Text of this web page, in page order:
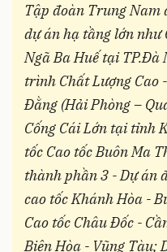
Tập đoàn Trung Nam
dự án hạ tầng lớn như
Ngã Ba Huế tại TP.Đà
trình Chất Lượng Cao
Đằng (Hải Phòng –
Cống Cái Lớn tại tỉnh
tốc Cao tốc Buôn Ma
thành phần 3 - Dự án
cao tốc Khánh Hòa -
Cao tốc Châu Đốc -
Biên Hòa - Vũng Tàu;